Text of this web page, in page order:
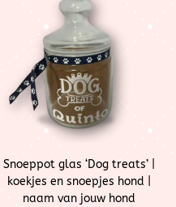
Snoeppot glas ‘Dog treats’ |
koekjes en snoepjes hond |
naam van jouw hond